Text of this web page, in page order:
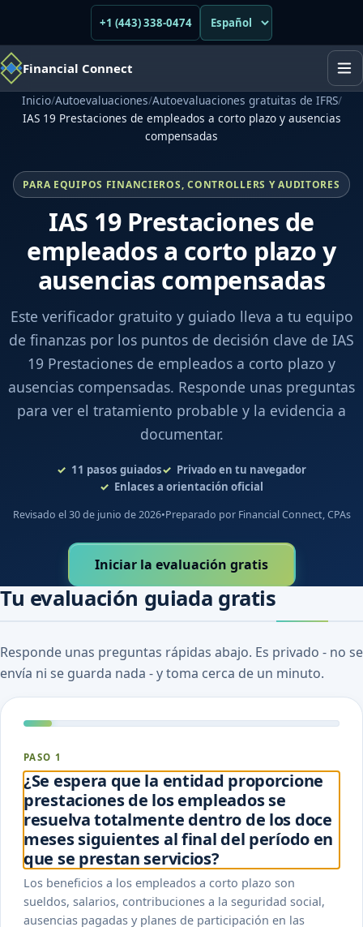
+1 (443) 338-0474
Financial Connect
Inicio/Autoevaluaciones/Autoevaluaciones gratuitas de IFRS/
IAS 19 Prestaciones de empleados a corto plazo y ausencias
compensadas
PARA EQUIPOS FINANCIEROS, CONTROLLERS Y AUDITORES
IAS 19 Prestaciones de
empleados a corto plazo y
ausencias compensadas
Este verificador gratuito y guiado lleva a tu equipo
de finanzas por los puntos de decisión clave de IAS
19 Prestaciones de empleados a corto plazo y
ausencias compensadas. Responde unas preguntas
para ver el tratamiento probable y la evidencia a
documentar.
11 pasos guiados
Privado en tu navegador
Enlaces a orientación oficial
Revisado el 30 de junio de 2026•Preparado por Financial Connect, CPAs
Iniciar la evaluación gratis
Tu evaluación guiada gratis
Responde unas preguntas rápidas abajo. Es privado - no se
envía ni se guarda nada - y toma cerca de un minuto.
PASO 1
¿Se espera que la entidad proporcione
prestaciones de los empleados se
resuelva totalmente dentro de los doce
meses siguientes al final del período en
que se prestan servicios?
Los beneficios a los empleados a corto plazo son
sueldos, salarios, contribuciones a la seguridad social,
ausencias pagadas y planes de participación en las